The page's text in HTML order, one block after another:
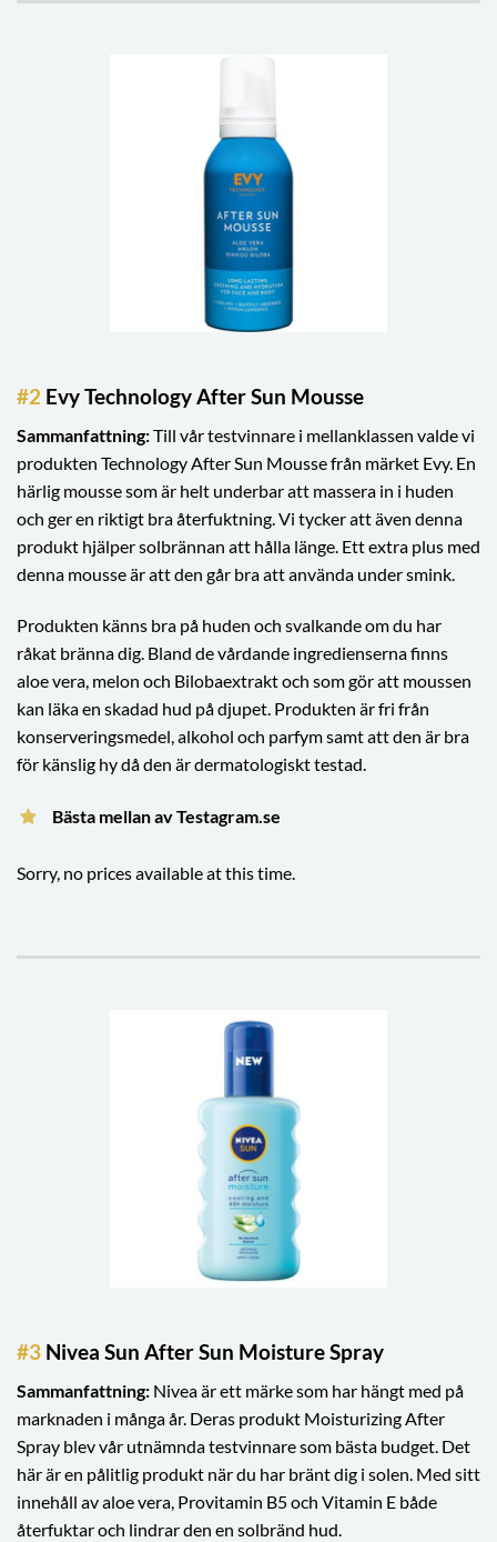
#2 Evy Technology After Sun Mousse
Sammanfattning:Till vår testvinnare i mellanklassen valde vi
produkten Technology After Sun Mousse från märket Evy. En
härlig mousse som är helt underbar att massera in i huden
och ger en riktigt bra återfuktning. Vi tycker att även denna
produkt hjälper solbrännan att hålla länge. Ett extra plus med
denna mousse är att den går bra att använda under smink.
Produkten känns bra på huden och svalkande om du har
råkat bränna dig. Bland de vårdande ingredienserna finns
aloe vera, melon och Bilobaextrakt och som gör att moussen
kan läka en skadad hud på djupet. Produkten är fri från
konserveringsmedel, alkohol och parfym samt att den är bra
för känslig hy då den är dermatologiskt testad.
Bästa mellan av Testagram.se
Sorry, no prices available at this time.
#3 Nivea Sun After Sun Moisture Spray
Sammanfattning: Nivea är ett märke som har hängt med på
marknaden i många år. Deras produkt Moisturizing After
Spray blev vår utnämnda testvinnare som bästa budget. Det
här är en pålitlig produkt när du har bränt dig i solen. Med sitt
innehåll av aloe vera, Provitamin B5 och Vitamin E både
återfuktar och lindrar den en solbränd hud.